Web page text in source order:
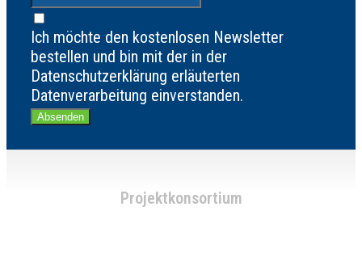
Ich möchte den kostenlosen Newsletter
bestellen und bin mit der in der
Datenschutzerklärung erläuterten
Datenverarbeitung einverstanden.
Absenden
Projektkonsortium